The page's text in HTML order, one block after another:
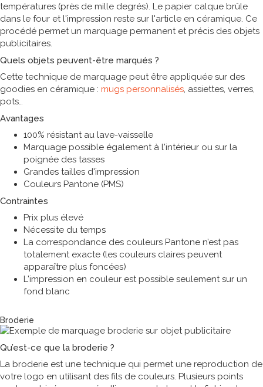
températures (près de mille degrés). Le papier calque brûle
dans le four et l'impression reste sur l'article en céramique. Ce
procédé permet un marquage permanent et précis des objets
publicitaires.
Quels objets peuvent-être marqués ?
Cette technique de marquage peut être appliquée sur des
goodies en céramique : mugs personnalisés, assiettes, verres,
pots
Avantages
100% résistant au lave-vaisselle
Marquage possible également à l'intérieur ou sur la
poignée des tasses
Grandes tailles d'impression
Couleurs Pantone (PMS)
Contraintes
Prix plus élevé
Nécessite du temps
La correspondance des couleurs Pantone n’est pas
totalement exacte (les couleurs claires peuvent
apparaître plus foncées)
L'impression en couleur est possible seulement sur un
fond blanc
Broderie
Qu’est-ce que la broderie ?
La broderie est une technique qui permet une reproduction de
votre logo en utilisant des fils de couleurs. Plusieurs points